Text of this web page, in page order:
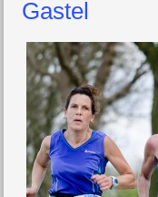
Gastel